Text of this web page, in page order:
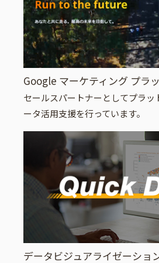
Google マーケティング プラ
セールスパートナーとしてプラッ
ータ活用支援を行っています。
データビジュアライゼーショ